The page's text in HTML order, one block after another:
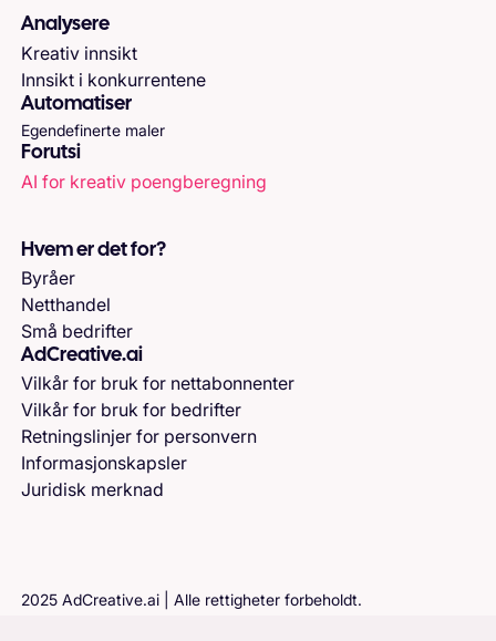
Analysere
Kreativ innsikt
Innsikt i konkurrentene
Automatiser
Egendefinerte maler
Forutsi
AI for kreativ poengberegning
Hvem er det for?
Byråer
Netthandel
Små bedrifter
AdCreative.ai
Vilkår for bruk for nettabonnenter
Vilkår for bruk for bedrifter
Retningslinjer for personvern
Informasjonskapsler
Juridisk merknad
2025 AdCreative.ai | Alle rettigheter forbeholdt.